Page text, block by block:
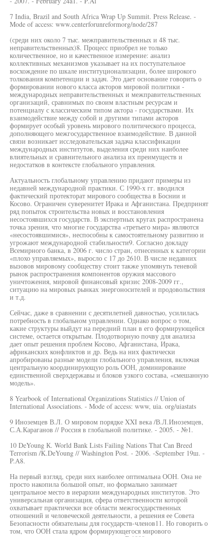
7 India, Brazil and South Africa Wrap Up Summit. Press Release. -
Mode of access: www.centerforunreformorg/node/287
(среди них около 7 тыс. межправительственных и 48 тыс.
неправительственных)8. Процесс приобрел не только
количественное, но и качественное измерение: анализ
коллективных механизмов указывает на их поступательное
восхождение по шкале институционализации, более широкого
толкования компетенции и задач. Это дает основание говорить о
формировании нового класса акторов мировой политики -
международных неправительственных и межправительственных
организаций, сравнимых по своим властным ресурсам и
потенциалу с классическим типом актора - государствами. Их
взаимодействие между собой и другими типами акторов
формирует особый уровень мирового политического процесса,
дополняющего межгосударственное взаимодействие. В данной
связи возникает исследовательская задача классификации
международных институтов, выделения среди них наиболее
влиятельных и сравнительного анализа их преимуществ и
недостатков в контексте глобального управления.
Актуальность глобальному управлению придают примеры из
недавней международной практики. С 1990-х гг. вводился
фактический протекторат мирового сообщества в Боснии и
Косово. Ограничен суверенитет Ирака и Афганистана. Предпринят
ряд попыток строительства новых и восстановления
несостоявшихся государств. В экспертных кругах распространена
точка зрения, что многие государства «третьего мира» являются
«несостоявшимися», неспособны к самостоятельному развитию и
угрожают международной стабильности9. Согласно докладу
Всемирного банка, в 2006 г. число стран, отнесенных к категории
«плохо управляемых», выросло с 17 до 2610. В числе недавних
вызовов мировому сообществу стоит также упомянуть теневой
рынок распространения компонентов оружия массового
уничтожения, мировой финансовый кризис 2008-2009 гг.,
ситуацию на мировых рынках энергоносителей и продовольствия
и т.д.
Сейчас, даже в сравнении с десятилетней давностью, усилилась
потребность в глобальном управлении. Однако вопрос о том,
какие структуры выйдут на передний план в его формирующейся
системе, остается открытым. Плодотворную почву для анализа
дает опыт решения проблем Косово, Афганистана, Ирака,
африканских конфликтов и др. Ведь на них фактически
апробированы разные модели глобального управления, включая
центральную координирующую роль ООН, доминирование
единственной сверхдержавы и блоков узкого состава, «смешанную
модель».
8 Yearbook of International Organizations Statistics // Union of
International Associations. - Mode of access: www, uia. org/uiastats
9 Иноземцев В.Л. О мировом порядке XXI века /В.Л.Иноземцев,
С.А.Караганов // Россия в глобальной политике. - 2005. - №1.
10 DeYoung К. World Bank Lists Failing Nations That Can Breed
Terrorism /K.DeYoung // Washington Post. - 2006. -September 19ш. -
P.A8.
На первый взгляд, среди них наиболее оптимальна ООН. Она не
просто накопила большой опыт, но формально занимает
центральное место в иерархии международных институтов. Это
универсальная организация, сфера ответственности которой
охватывает практически все области межгосударственных
отношений и человеческой деятельности, а решения ее Совета
Безопасности обязательны для государств-членов11. Но говорить о
том, что ООН стала ядром формирующегося мирового